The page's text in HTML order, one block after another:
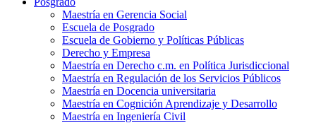
Maestría en Gerencia Social
Escuela de Posgrado
Escuela de Gobierno y Políticas Públicas
Derecho y Empresa
Maestría en Derecho c.m. en Política Jurisdiccional
Maestría en Regulación de los Servicios Públicos
Maestría en Docencia universitaria
Maestría en Cognición Aprendizaje y Desarrollo
Maestría en Ingeniería Civil